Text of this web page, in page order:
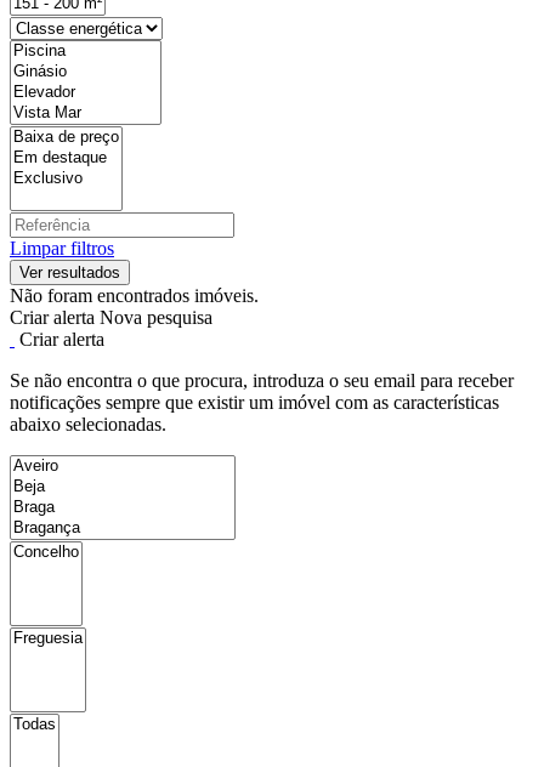
Limpar filtros
Não foram encontrados imóveis.
Criar alerta Nova pesquisa
Criar alerta
Se não encontra o que procura, introduza o seu email para receber
notificações sempre que existir um imóvel com as características
abaixo selecionadas.